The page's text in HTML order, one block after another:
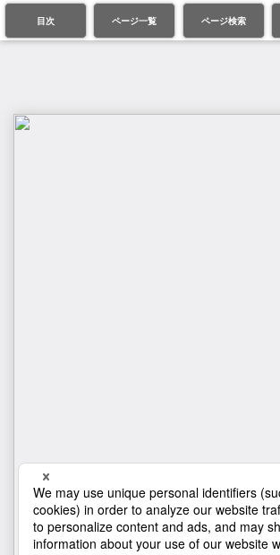
目次 ページ一覧 ページ検索